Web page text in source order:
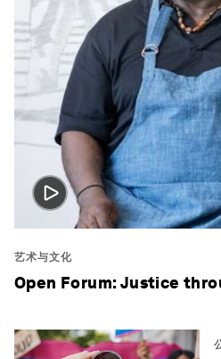
艺术与文化
Open Forum: Justice